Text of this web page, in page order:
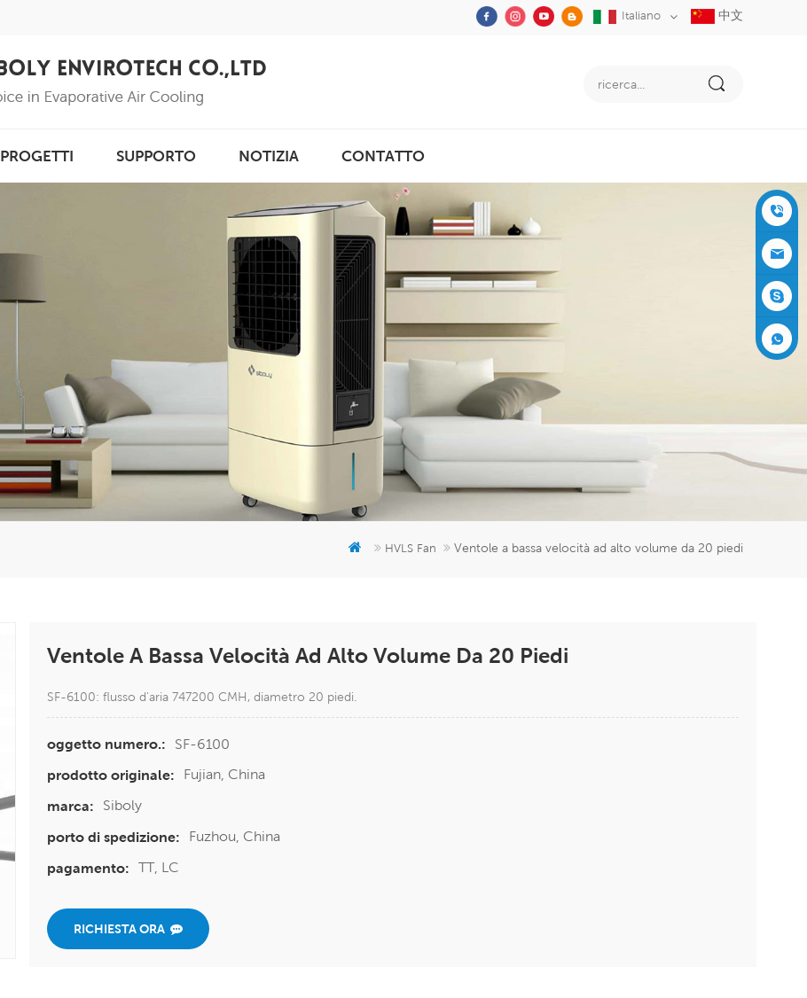
Italiano 中文
PROGETTI SUPPORTO NOTIZIA CONTATTO
HVLS Fan Ventole a bassa velocità ad alto volume da 20 piedi
Ventole A Bassa Velocità Ad Alto Volume Da 20 Piedi
SF-6100: flusso d'aria 747200 CMH, diametro 20 piedi.
oggetto numero.:
SF-6100
prodotto originale:
Fujian, China
marca:
Siboly
porto di spedizione:
Fuzhou, China
pagamento: TT, LC
RICHIESTA ORA
+86-05
91-2353
3555
siboly@s
iboly.co
evaporat
er
5951777